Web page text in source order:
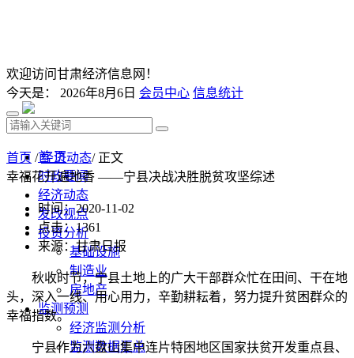
欢迎访问甘肃经济信息网！
今天是： 2026年8月6日 会员中心 信息统计
首 页
时政要闻
经济动态
发改视点
投资分析
基础设施
制造业
房地产
监测预测
经济监测分析
监测数据汇总
首页 /经济动态/ 正文
幸福花开遍地香 ——宁县决战决胜脱贫攻坚综述
时间：2020-11-02
点击：1361
来源：甘肃日报
秋收时节，宁县土地上的广大干部群众忙在田间、干在地
头，深入一线、用心用力，辛勤耕耘着，努力提升贫困群众的
幸福指数。
宁县作为六盘山集中连片特困地区国家扶贫开发重点县、